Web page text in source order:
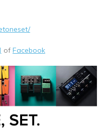
of Facebook